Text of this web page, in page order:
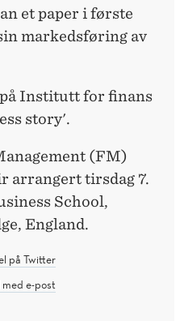
et paper i første
markedsføring av
Institutt for finans
story'.
(FM)
arrangert tirsdag 7.
School,
England.
på Twitter
med e-post